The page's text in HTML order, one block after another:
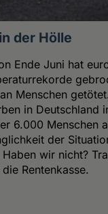
der Hölle
Ende Juni hat
Menschen
in Deutschland
6.000 Menschen
der
wir nicht?
Rentenkasse.